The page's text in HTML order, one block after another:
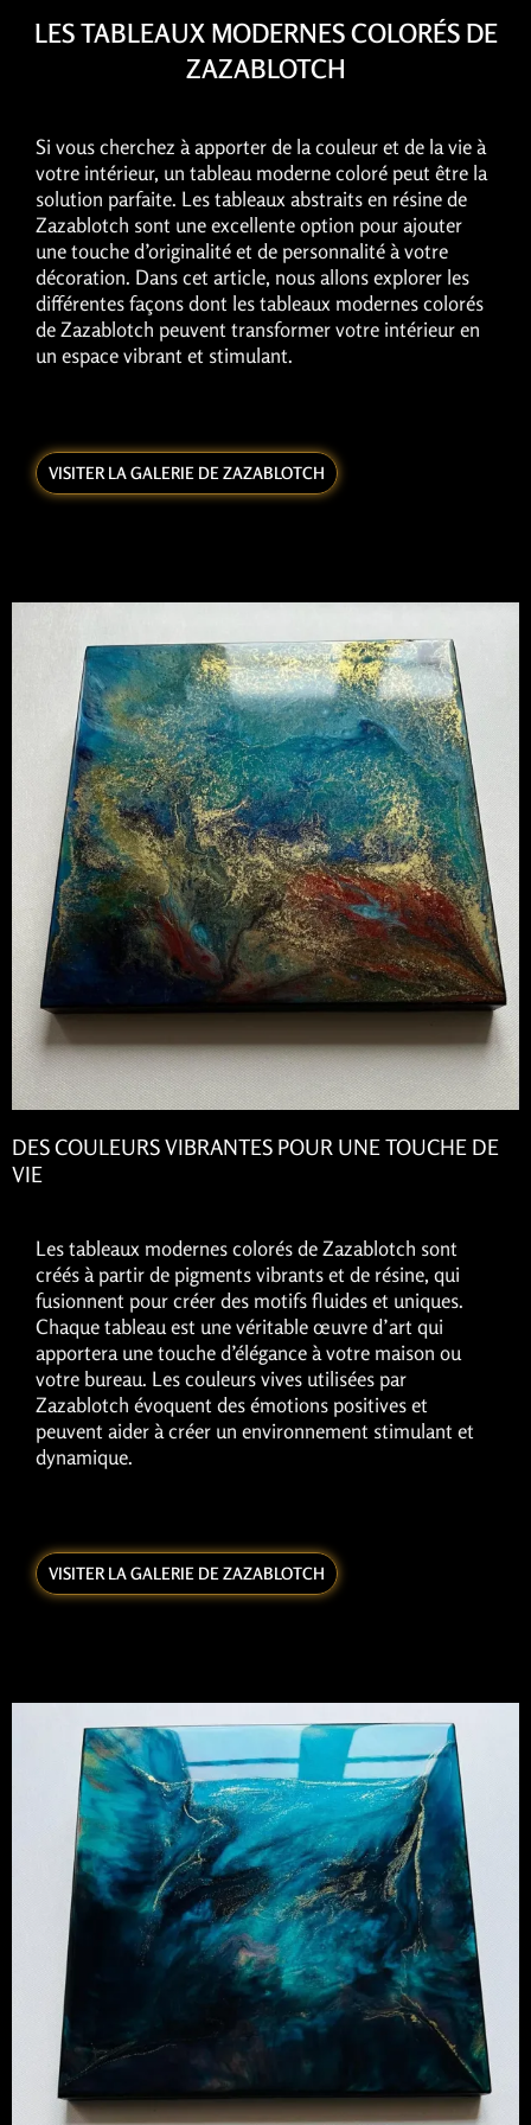
LES TABLEAUX MODERNES COLORÉS DE
ZAZABLOTCH
Si vous cherchez à apporter de la couleur et de la vie à
votre intérieur, un tableau moderne coloré peut être la
solution parfaite. Les tableaux abstraits en résine de
Zazablotch sont une excellente option pour ajouter
une touche d’originalité et de personnalité à votre
décoration. Dans cet article, nous allons explorer les
différentes façons dont les tableaux modernes colorés
de Zazablotch peuvent transformer votre intérieur en
un espace vibrant et stimulant.
VISITER LA GALERIE DE ZAZABLOTCH
DES COULEURS VIBRANTES POUR UNE TOUCHE DE
VIE
Les tableaux modernes colorés de Zazablotch sont
créés à partir de pigments vibrants et de résine, qui
fusionnent pour créer des motifs fluides et uniques.
Chaque tableau est une véritable œuvre d’art qui
apportera une touche d’élégance à votre maison ou
votre bureau. Les couleurs vives utilisées par
Zazablotch évoquent des émotions positives et
peuvent aider à créer un environnement stimulant et
dynamique.
VISITER LA GALERIE DE ZAZABLOTCH